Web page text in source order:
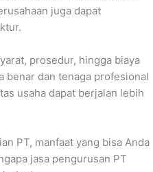
juga dapat
prosedur, hingga biaya
benar dan tenaga profesional
usaha dapat berjalan lebih
PT, manfaat yang bisa Anda
jasa pengurusan PT